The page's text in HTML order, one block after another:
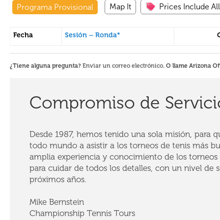
Programa Provisional Map It Prices Include
Fecha Sesión – Ronda*
¿Tiene alguna pregunta? Enviar un correo electrónico. O llame Arizona
Compromiso de
Desde 1987, hemos tenido una sola misión, para
todo mundo a asistir a los torneos de tenis más
amplia experiencia y conocimiento de los
para cuidar de todos los detalles, con un nivel de
próximos años.
Mike Bernstein
Championship Tennis Tours